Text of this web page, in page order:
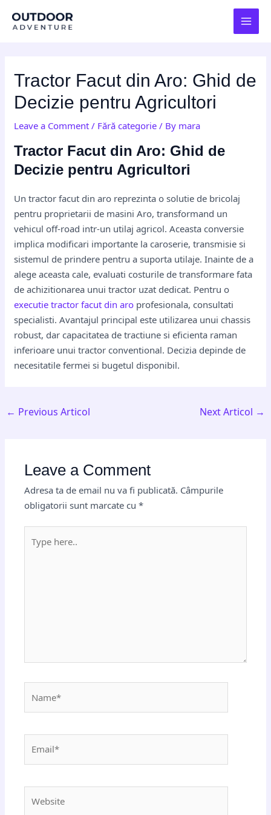
Tractor Facut din Aro: Ghid de
Decizie pentru Agricultori
Leave a Comment / Fără categorie / By mara
Tractor Facut din Aro: Ghid de
Decizie pentru Agricultori
Un tractor facut din aro reprezinta o solutie de bricolaj
pentru proprietarii de masini Aro, transformand un
vehicul off-road intr-un utilaj agricol. Aceasta conversie
implica modificari importante la caroserie, transmisie si
sistemul de prindere pentru a suporta utilaje. Inainte de a
alege aceasta cale, evaluati costurile de transformare fata
de achizitionarea unui tractor uzat dedicat. Pentru o
executie tractor facut din aro profesionala, consultati
specialisti. Avantajul principal este utilizarea unui chassis
robust, dar capacitatea de tractiune si eficienta raman
inferioare unui tractor conventional. Decizia depinde de
necesitatile fermei si bugetul disponibil.
navigation
← Previous Articol Next Articol →
Leave a Comment
Adresa ta de email nu va fi publicată. Câmpurile
obligatorii sunt marcate cu*
here..